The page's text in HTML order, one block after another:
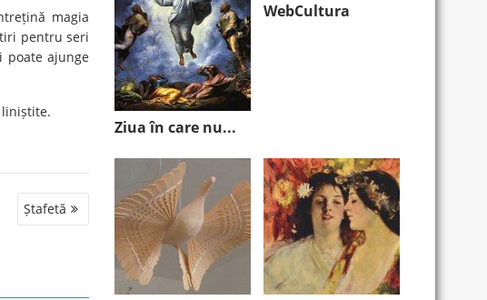
magia
pentru seri
poate ajunge
Ștafetă
Ziua în care nu...
WebCultura